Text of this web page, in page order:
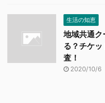
生活の知恵
地域共通ク
る？チケ
査！
2020/10/6